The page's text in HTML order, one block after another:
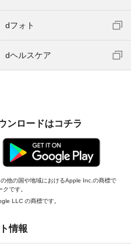
dフォト
dヘルスケア
ンロードはコチラ
他の国や地域におけるApple Inc.の商標で
です。
LLC の商標です。
情報